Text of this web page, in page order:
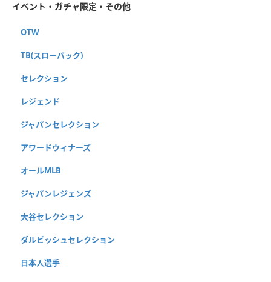
イベント・ガチャ限定・その他
OTW
TB(スローバック)
セレクション
レジェンド
ジャパンセレクション
アワードウィナーズ
オールMLB
ジャパンレジェンズ
大谷セレクション
ダルビッシュセレクション
日本人選手